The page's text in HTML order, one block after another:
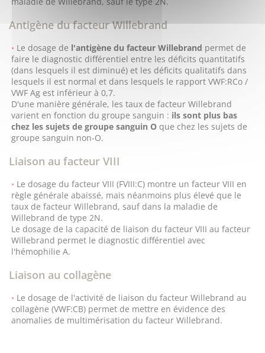
Antigène du facteur Willebrand
Le dosage de l'antigène du facteur Willebrand permet de
faire le diagnostic différentiel entre les déficits quantitatifs
(dans lesquels il est diminué) et les déficits qualitatifs dans
lesquels il est normal et dans lesquels le rapport VWF:RCo /
VWF Ag est inférieur à 0,7.
D'une manière générale, les taux de facteur Willebrand
varient en fonction du groupe sanguin : ils sont plus bas
chez les sujets de groupe sanguin O que chez les sujets de
groupe sanguin non-O.
Liaison au facteur VIII
Le dosage du facteur VIII (FVIII:C) montre un facteur VIII en
règle générale abaissé, mais néanmoins plus élevé que le
taux de facteur Willebrand, sauf dans la maladie de
Willebrand de type 2N.
Le dosage de la capacité de liaison du facteur VIII au facteur
Willebrand permet le diagnostic différentiel avec
l'hémophilie A.
Liaison au collagène
Le dosage de l'activité de liaison du facteur Willebrand au
collagène (VWF:CB) permet de mettre en évidence des
anomalies de multimérisation du facteur Willebrand.